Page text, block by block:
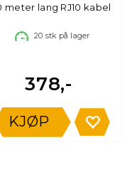
meter lang RJ10 kabel
20 stk på lager
378,-
KJØP